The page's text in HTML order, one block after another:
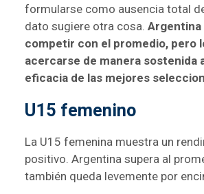
formularse como ausencia total
dato sugiere otra cosa. Argentina
competir con el promedio, pero
acercarse de manera sostenida
eficacia de las mejores
U15 femenino
La U15 femenina muestra un
positivo. Argentina supera al
también queda levemente por